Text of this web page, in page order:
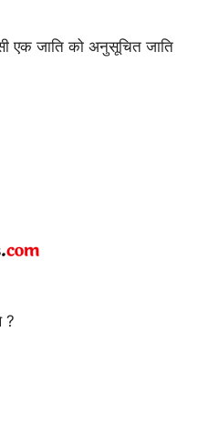
एक जाति को अनुसूचित जाति
?